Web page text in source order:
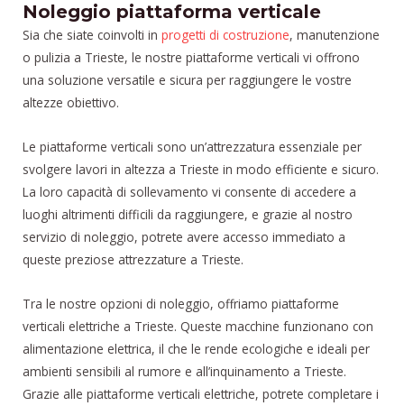
Noleggio piattaforma verticale
Sia che siate coinvolti in progetti di costruzione, manutenzione
o pulizia a Trieste, le nostre piattaforme verticali vi offrono
una soluzione versatile e sicura per raggiungere le vostre
altezze obiettivo.
Le piattaforme verticali sono un’attrezzatura essenziale per
svolgere lavori in altezza a Trieste in modo efficiente e sicuro.
La loro capacità di sollevamento vi consente di accedere a
luoghi altrimenti difficili da raggiungere, e grazie al nostro
servizio di noleggio, potrete avere accesso immediato a
queste preziose attrezzature a Trieste.
Tra le nostre opzioni di noleggio, offriamo piattaforme
verticali elettriche a Trieste. Queste macchine funzionano con
alimentazione elettrica, il che le rende ecologiche e ideali per
ambienti sensibili al rumore e all’inquinamento a Trieste.
Grazie alle piattaforme verticali elettriche, potrete completare i